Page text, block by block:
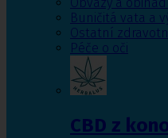
Obvazy a
Buničitá vata a
Ostatní
Péče o oči
CBD z